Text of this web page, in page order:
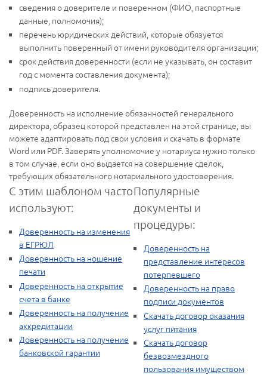
сведения о доверителе и поверенном (ФИО, паспортные
данные, полномочия);
перечень юридических действий, которые обязуется
выполнить поверенный от имени руководителя организации;
срок действия доверенности (если не указывать, он составит
год с момента составления документа);
подпись доверителя.
Доверенность на исполнение обязанностей генерального
директора, образец которой представлен на этой странице, вы
можете адаптировать под свои условия и скачать в формате
Word или PDF. Заверять уполномочие у нотариуса нужно только
в том случае, если оно выдается на совершение сделок,
требующих обязательного нотариального удостоверения.
С этим шаблоном часто
используют:
Доверенность на изменения
в ЕГРЮЛ
Доверенность на ношение
печати
Доверенность на открытие
счета в банке
Доверенность на получение
аккредитации
Доверенность на получение
банковской гарантии
Популярные
документы и
процедуры:
Доверенность на
представление интересов
потерпевшего
Доверенность на право
подписи документов
Скачать договор оказания
услуг питания
Скачать договор
безвозмездного
пользования имуществом